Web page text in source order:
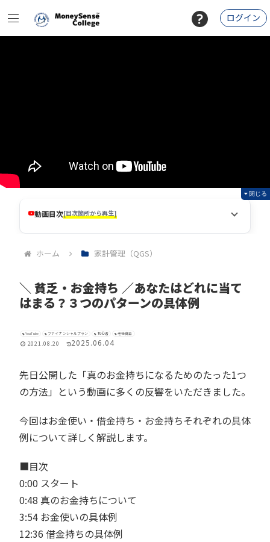
ログイン
ホーム 家計管理（QGS）
＼ 貧乏・お金持ち ／あなたはどれに当て
はまる？３つのパターンの具体例
YouTube ファイナンシャルプラン 初心者 老後資金
2021.08.20 2025.06.04
先日公開した「真のお金持ちになるためのたった1つ
の方法」という動画に多くの反響をいただきました。
今回はお金使い・借金持ち・お金持ちそれぞれの具体
例について詳しく解説します。
■目次
0:00 スタート
0:48 真のお金持ちについて
3:54 お金使いの具体例
12:36 借金持ちの具体例
閉じる
動画目次[目次箇所から再生]